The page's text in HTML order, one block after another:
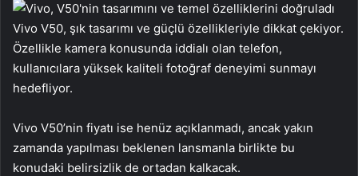
Vivo V50, şık tasarımı ve güçlü özellikleriyle dikkat çekiyor.
Özellikle kamera konusunda iddialı olan telefon,
kullanıcılara yüksek kaliteli fotoğraf deneyimi sunmayı
hedefliyor.
Vivo V50’nin fiyatı ise henüz açıklanmadı, ancak yakın
zamanda yapılması beklenen lansmanla birlikte bu
konudaki belirsizlik de ortadan kalkacak.